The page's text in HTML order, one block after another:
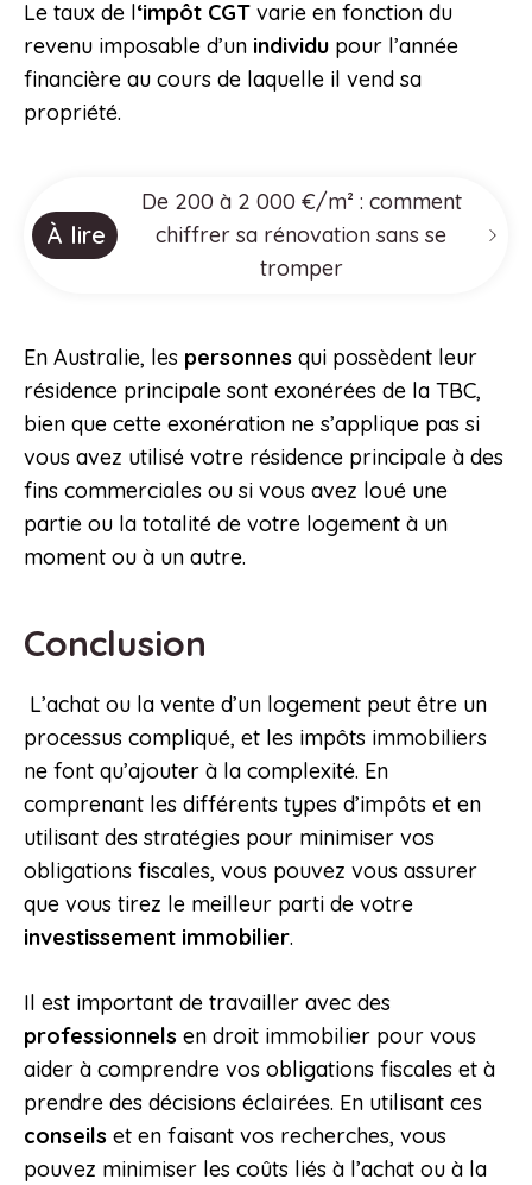
Le taux de l‘impôt CGT varie en fonction du
revenu imposable d’un individu pour l’année
financière au cours de laquelle il vend sa
propriété.
À lire
De 200 à 2 000 €/m² : comment
chiffrer sa rénovation sans se
tromper
En Australie, les personnes qui possèdent leur
résidence principale sont exonérées de la TBC,
bien que cette exonération ne s’applique pas si
vous avez utilisé votre résidence principale à des
fins commerciales ou si vous avez loué une
partie ou la totalité de votre logement à un
moment ou à un autre.
Conclusion
L’achat ou la vente d’un logement peut être un
processus compliqué, et les impôts immobiliers
ne font qu’ajouter à la complexité. En
comprenant les différents types d’impôts et en
utilisant des stratégies pour minimiser vos
obligations fiscales, vous pouvez vous assurer
que vous tirez le meilleur parti de votre
investissement immobilier.
Il est important de travailler avec des
professionnels en droit immobilier pour vous
aider à comprendre vos obligations fiscales et à
prendre des décisions éclairées. En utilisant ces
conseils et en faisant vos recherches, vous
pouvez minimiser les coûts liés à l’achat ou à la